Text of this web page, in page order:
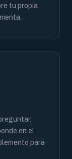
tu propia
en el
para